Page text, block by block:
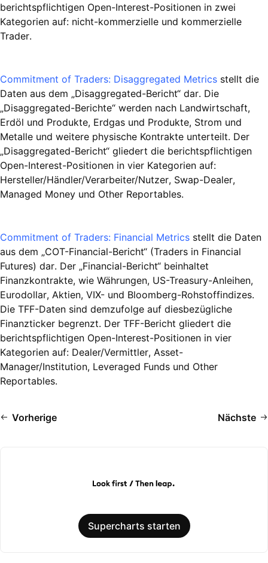
berichtspflichtigen Open-Interest-Positionen in zwei
Kategorien auf: nicht-kommerzielle und kommerzielle
Trader.
Commitment of Traders: Disaggregated Metrics stellt die
Daten aus dem „Disaggregated-Bericht“ dar. Die
„Disaggregated-Berichte“ werden nach Landwirtschaft,
Erdöl und Produkte, Erdgas und Produkte, Strom und
Metalle und weitere physische Kontrakte unterteilt. Der
„Disaggregated-Bericht“ gliedert die berichtspflichtigen
Open-Interest-Positionen in vier Kategorien auf:
Hersteller/Händler/Verarbeiter/Nutzer, Swap-Dealer,
Managed Money und Other Reportables.
Commitment of Traders: Financial Metrics stellt die Daten
aus dem „COT-Financial-Bericht“ (Traders in Financial
Futures) dar. Der „Financial-Bericht“ beinhaltet
Finanzkontrakte, wie Währungen, US-Treasury-Anleihen,
Eurodollar, Aktien, VIX- und Bloomberg-Rohstoffindizes.
Die TFF-Daten sind demzufolge auf diesbezügliche
Finanzticker begrenzt. Der TFF-Bericht gliedert die
berichtspflichtigen Open-Interest-Positionen in vier
Kategorien auf: Dealer/Vermittler, Asset-
Manager/Institution, Leveraged Funds und Other
Reportables.
Vorherige Nächste
Supercharts starten